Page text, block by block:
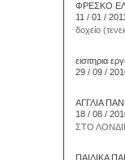
ΦΡΕΣΚΟ
11 / 01 / 2011
δοχείο
εισιτηρια
29 / 09 /
ΑΓΓΛΙΑ
18 / 08 /
ΣΤΟ
ΠΑΙΔΙΚΑ